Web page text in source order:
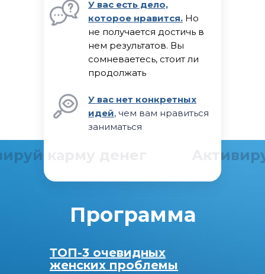
У вас есть дело,
которое нравится. Но
не получается достичь в
нем результатов. Вы
сомневаетесь, стоит ли
продолжать
У вас нет конкретных
идей, чем вам нравиться
заниматься
карму денег
ТОП-3 очевидных
женских проблемы
Программа